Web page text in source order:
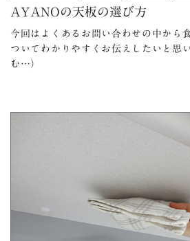
AYANOの天板の選び方
今回はよくあるお問い合わせの中から
ついてわかりやすくお伝えしたいと思
む…）